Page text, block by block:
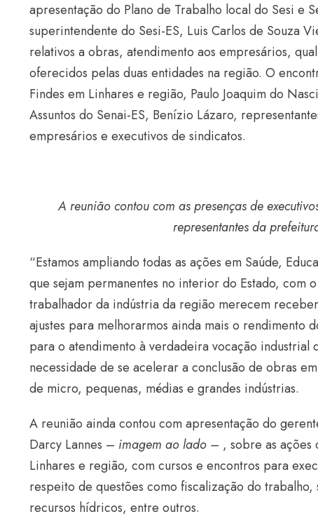
apresentação do Plano de Trabalho local do Sesi e
superintendente do Sesi-ES, Luis Carlos de Souza
relativos a obras, atendimento aos empresários,
oferecidos pelas duas entidades na região. O
Findes em Linhares e região, Paulo Joaquim do
Assuntos do Senai-ES, Benízio Lázaro,
empresários e executivos de sindicatos.
A reunião contou com as presenças de
representantes da
“Estamos ampliando todas as ações em Saúde,
que sejam permanentes no interior do Estado, com
trabalhador da indústria da região merecem
ajustes para melhorarmos ainda mais o rendimento
para o atendimento à verdadeira vocação
necessidade de se acelerar a conclusão de obras
de micro, pequenas, médias e grandes indústrias.
A reunião ainda contou com apresentação do
Darcy Lannes – imagem ao lado – , sobre as ações
Linhares e região, com cursos e encontros para
respeito de questões como fiscalização do
recursos hídricos, entre outros.